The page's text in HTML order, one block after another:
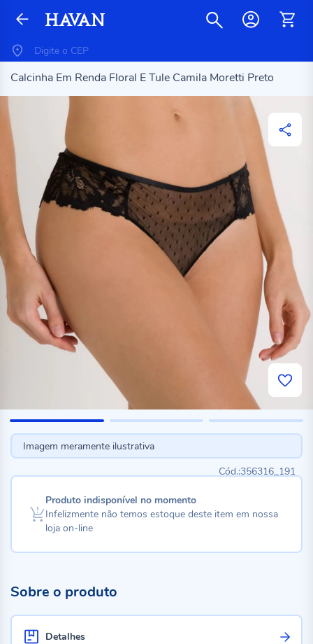
Calcinha Em Renda Floral E Tule Camila Moretti Preto
Imagem meramente ilustrativa
356316_191
Produto indisponível no momento
Infelizmente não temos estoque deste item em nossa
loja on-line
Sobre o produto
Detalhes